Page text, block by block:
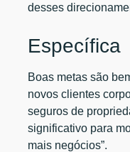
desses
Específica
Boas metas são
novos clientes
seguros de
significativo para
mais negócios”.